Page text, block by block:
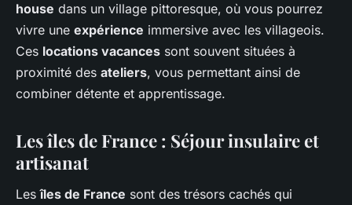
house dans un village pittoresque, où vous pourrez
vivre une expérience immersive avec les villageois.
Ces locations vacances sont souvent situées à
proximité des ateliers, vous permettant ainsi de
combiner détente et apprentissage.
Les îles de France : Séjour insulaire et
artisanat
Lesîles de France sont des trésors cachés qui